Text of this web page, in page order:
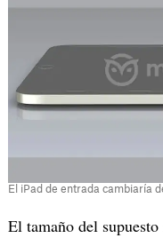
El iPad de entrada cambiaría
El tamaño del supuesto